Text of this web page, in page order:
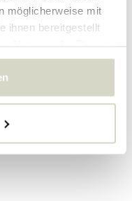
möglicherweise mit
ihnen bereitgestellt
dieses Produkt